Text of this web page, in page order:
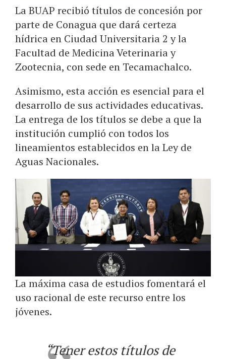
La BUAP recibió títulos de concesión por
parte de Conagua que dará certeza
hídrica en Ciudad Universitaria 2 y la
Facultad de Medicina Veterinaria y
Zootecnia, con sede en Tecamachalco.
Asimismo, esta acción es esencial para el
desarrollo de sus actividades educativas.
La entrega de los títulos se debe a que la
institución cumplió con todos los
lineamientos establecidos en la Ley de
Aguas Nacionales.
La máxima casa de estudios fomentará el
uso racional de este recurso entre los
jóvenes.
“Tener estos títulos de